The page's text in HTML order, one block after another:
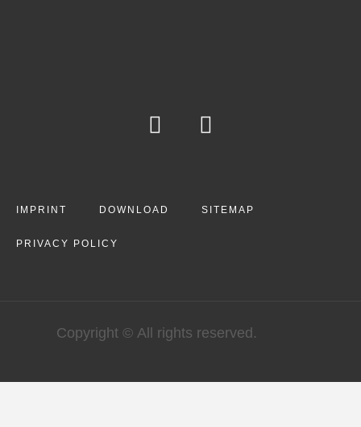
IMPRINT DOWNLOAD SITEMAP
PRIVACY POLICY
Copyright © All rights reserved.